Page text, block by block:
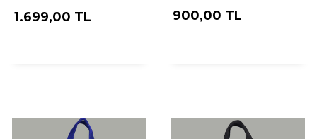
1.699,00 TL 900,00 TL